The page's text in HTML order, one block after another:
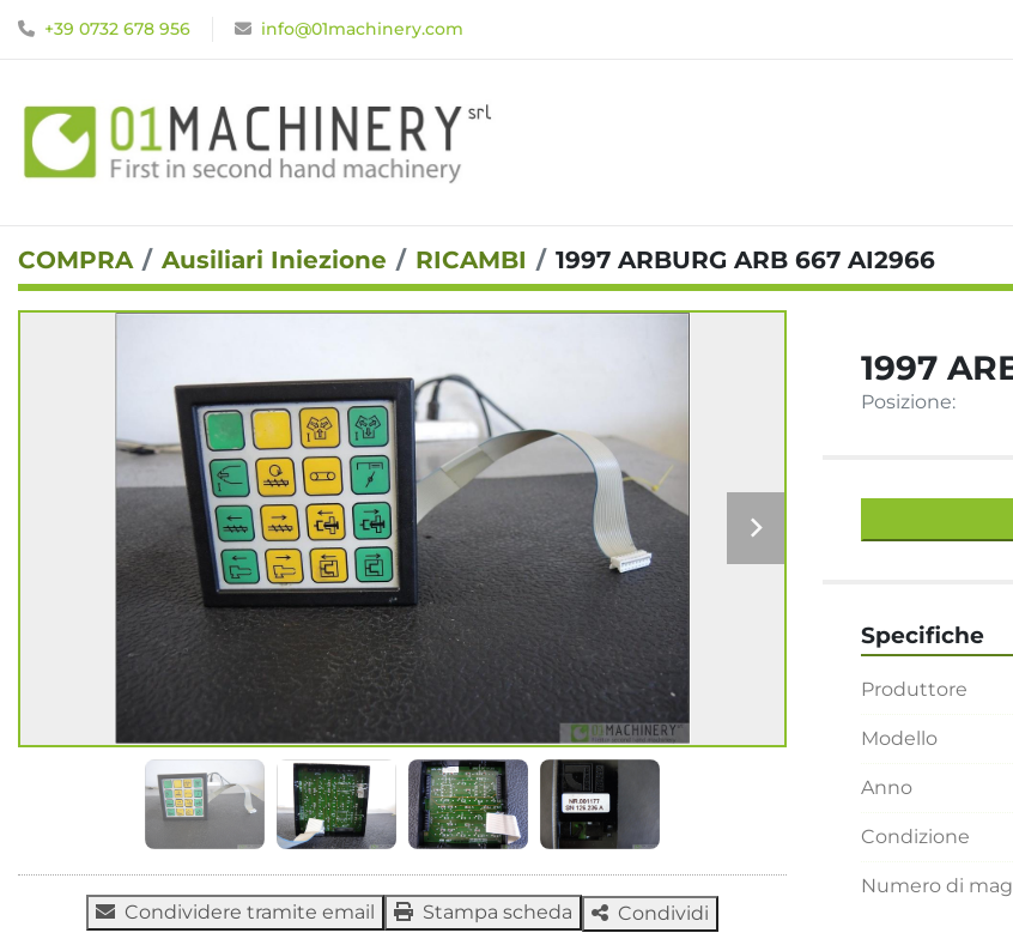
+39 0732 678 956 info@01machinery.com
COMPRA Ausiliari Iniezione RICAMBI 1997 ARBURG ARB 667 AI2966
Condividere tramite email Stampa scheda Condividi
1997
Posizione:
Specifiche
Produttore
Modello
Anno
Condizione
Numero di